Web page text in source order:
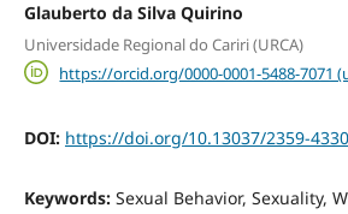
Glauberto da Silva Quirino
Universidade Regional do Cariri (URCA)
https://orcid.org/0000-0001-5488-7071
DOI: https://doi.org/10.13037/2359-
Keywords: Sexual Behavior, Sexuality,